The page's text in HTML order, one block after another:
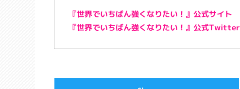
『世界でいちばん強くなりたい！』公式サイト
『世界でいちばん強くなりたい！』公式Twitter